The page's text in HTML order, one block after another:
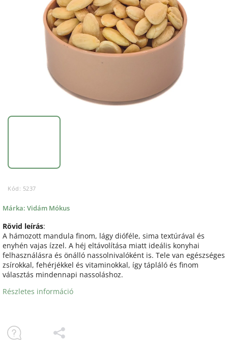
Kód: 5237
Márka: Vidám Mókus
Rövid leírás:
A hámozott mandula finom, lágy dióféle, sima textúrával és
enyhén vajas ízzel. A héj eltávolítása miatt ideális konyhai
felhasználásra és önálló nassolnivalóként is. Tele van egészséges
zsírokkal, fehérjékkel és vitaminokkal, így tápláló és finom
választás mindennapi nassoláshoz.
Részletes információ